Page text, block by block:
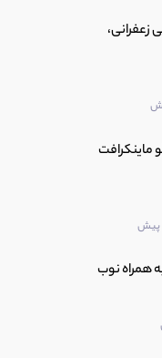
زعفرانی،
ماینکرافت
همراه نوب